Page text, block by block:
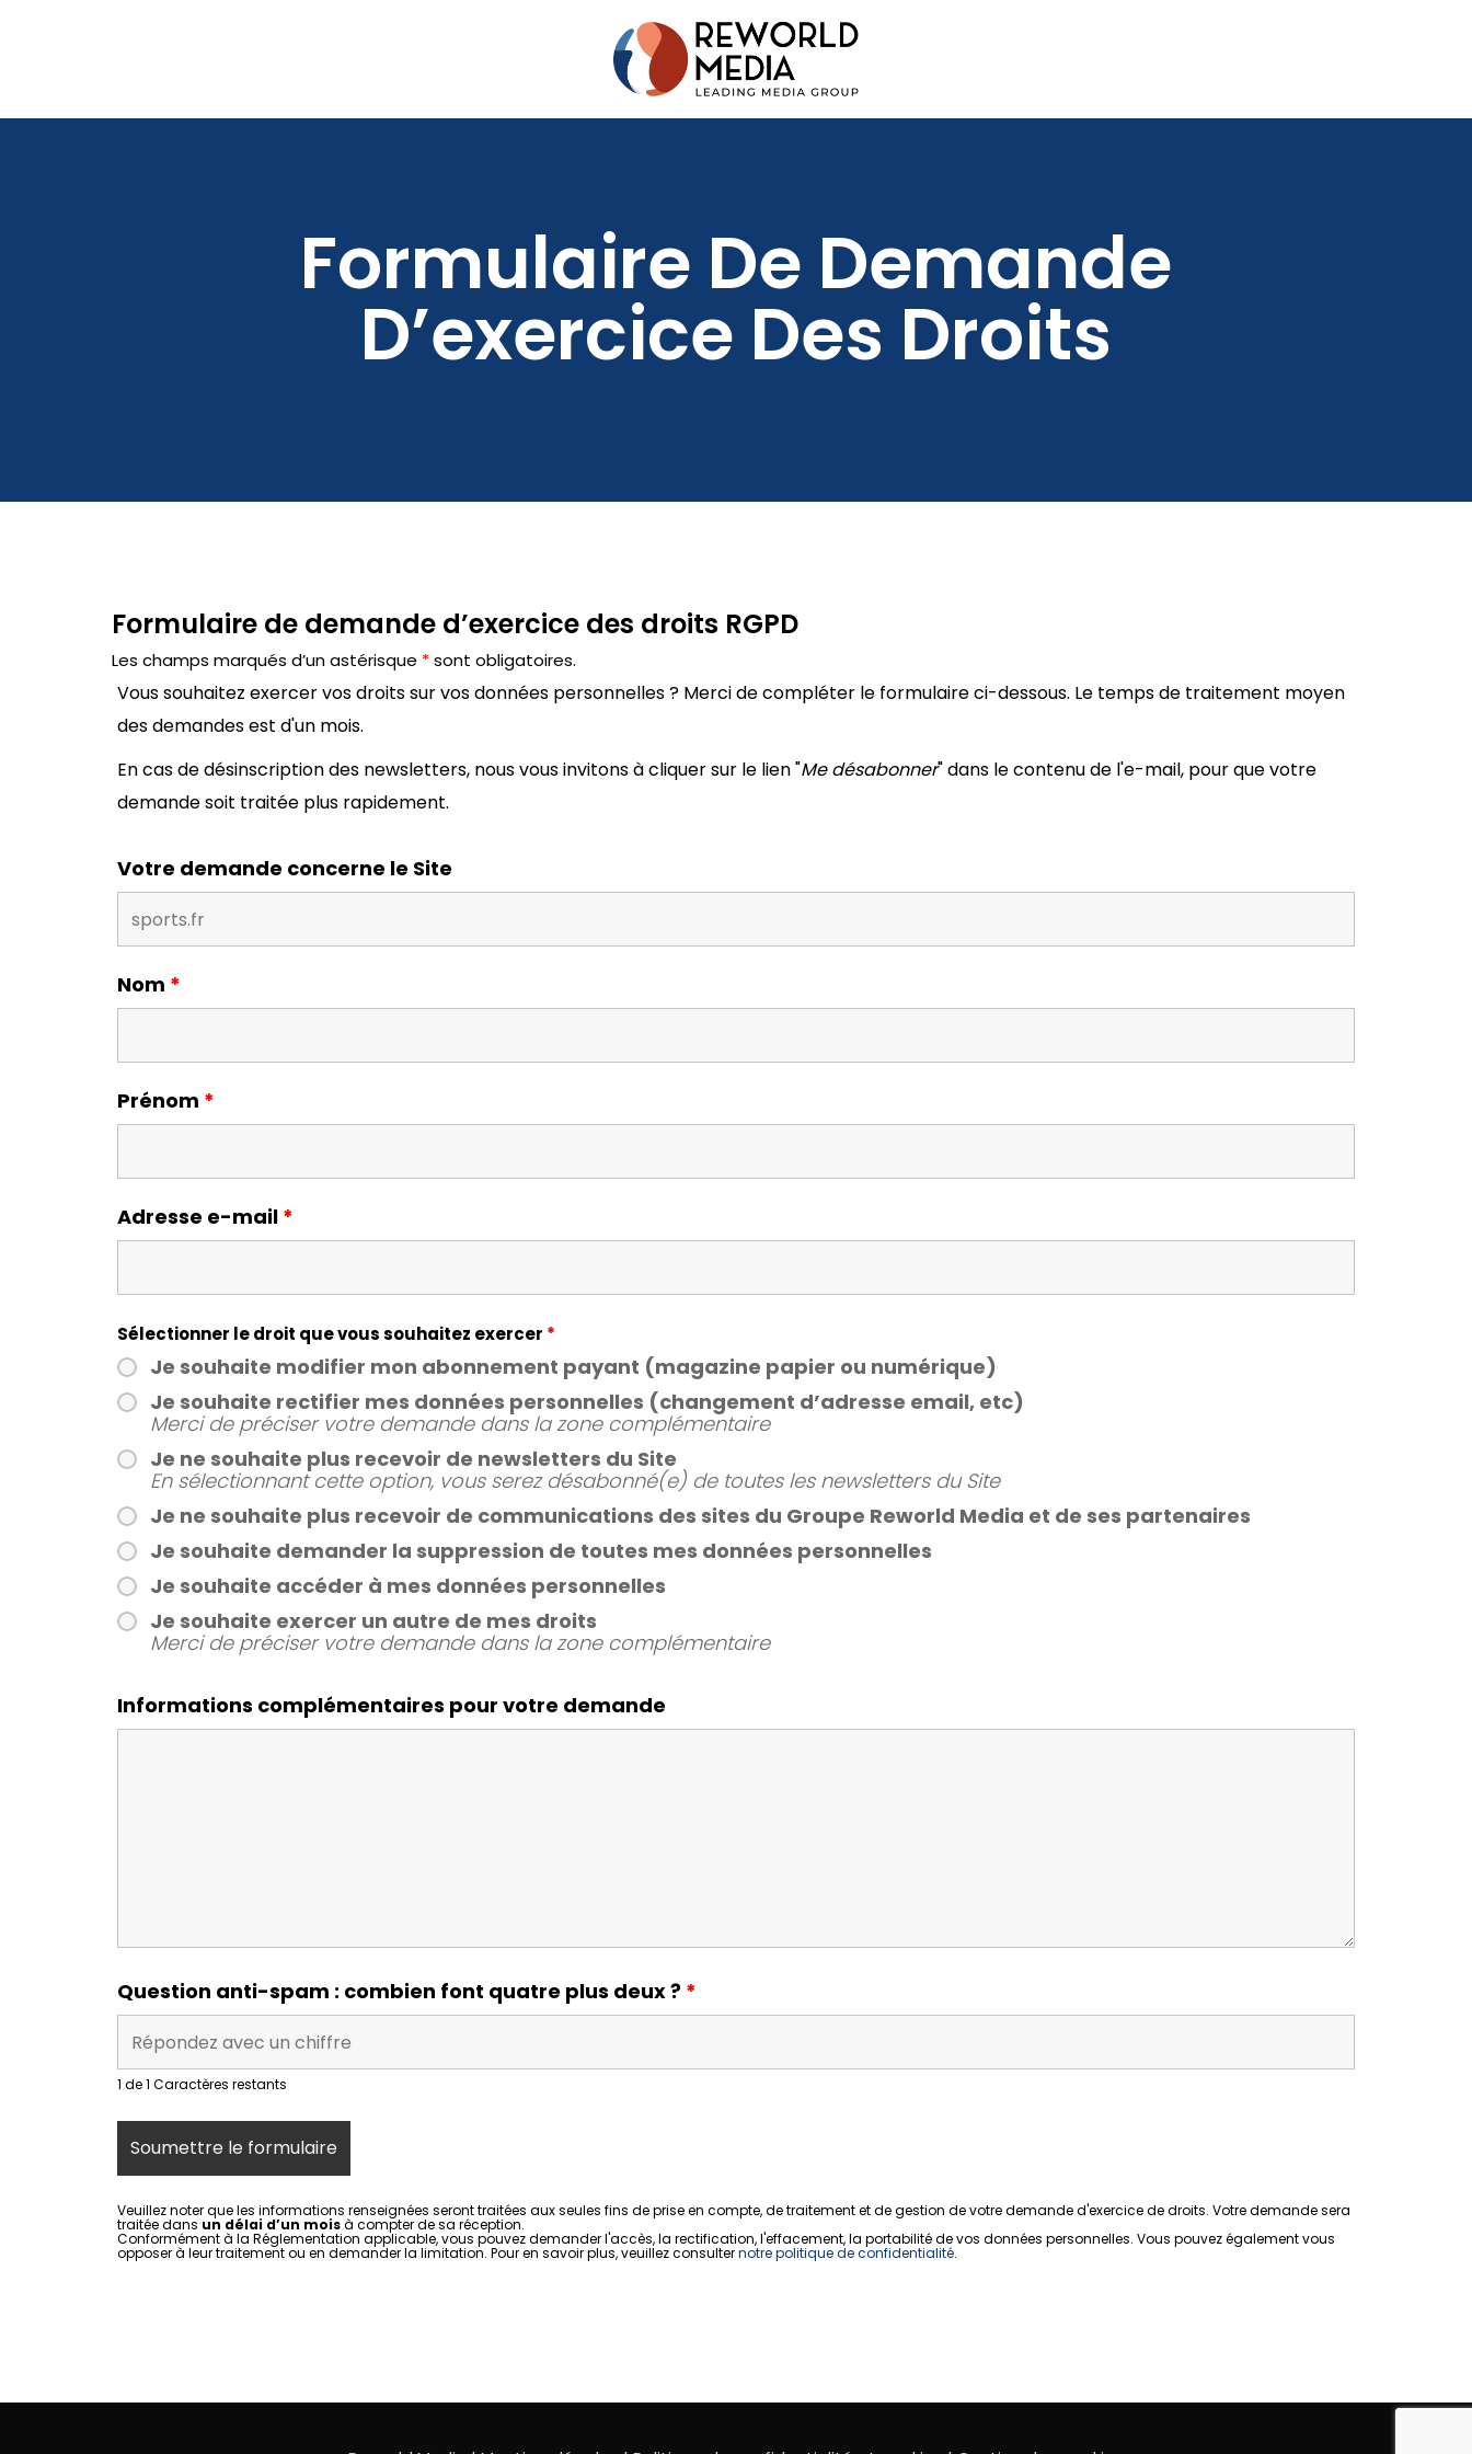
Formulaire De Demande
D’exercice Des Droits
Formulaire de demande d’exercice des droits RGPD
Les champs marqués d’un astérisque *sont obligatoires.
Vous souhaitez exercer vos droits sur vos données personnelles ? Merci de compléter le formulaire ci-dessous. Le temps de traitement moyen
des demandes est d'un mois.
En cas de désinscription des newsletters, nous vous invitons à cliquer sur le lien "Me désabonner" dans le contenu de l'e-mail, pour que votre
demande soit traitée plus rapidement.
Votre demande concerne le Site
Nom *
Prénom *
Adresse e-mail *
Sélectionner le droit que vous souhaitez exercer *
Je souhaite modifier mon abonnement payant (magazine papier ou numérique)
Je souhaite rectifier mes données personnelles (changement d’adresse email, etc)
Merci de préciser votre demande dans la zone complémentaire
Je ne souhaite plus recevoir de newsletters du Site
En sélectionnant cette option, vous serez désabonné(e) de toutes les newsletters du Site
Je ne souhaite plus recevoir de communications des sites du Groupe Reworld Media et de ses partenaires
Je souhaite demander la suppression de toutes mes données personnelles
Je souhaite accéder à mes données personnelles
Je souhaite exercer un autre de mes droits
Merci de préciser votre demande dans la zone complémentaire
Informations complémentaires pour votre demande
Question anti-spam : combien font quatre plus deux ? *
1 de 1 Caractères restants
Veuillez noter que les informations renseignées seront traitées aux seules fins de prise en compte, de traitement et de gestion de votre demande d'exercice de droits. Votre demande sera
traitée dans un délai d’un moisà compter de sa réception.
Conformément à la Réglementation applicable, vous pouvez demander l'accès, la rectification, l'effacement, la portabilité de vos données personnelles. Vous pouvez également vous
opposer à leur traitement ou en demander la limitation. Pour en savoir plus, veuillez consulternotre politique de confidentialité.